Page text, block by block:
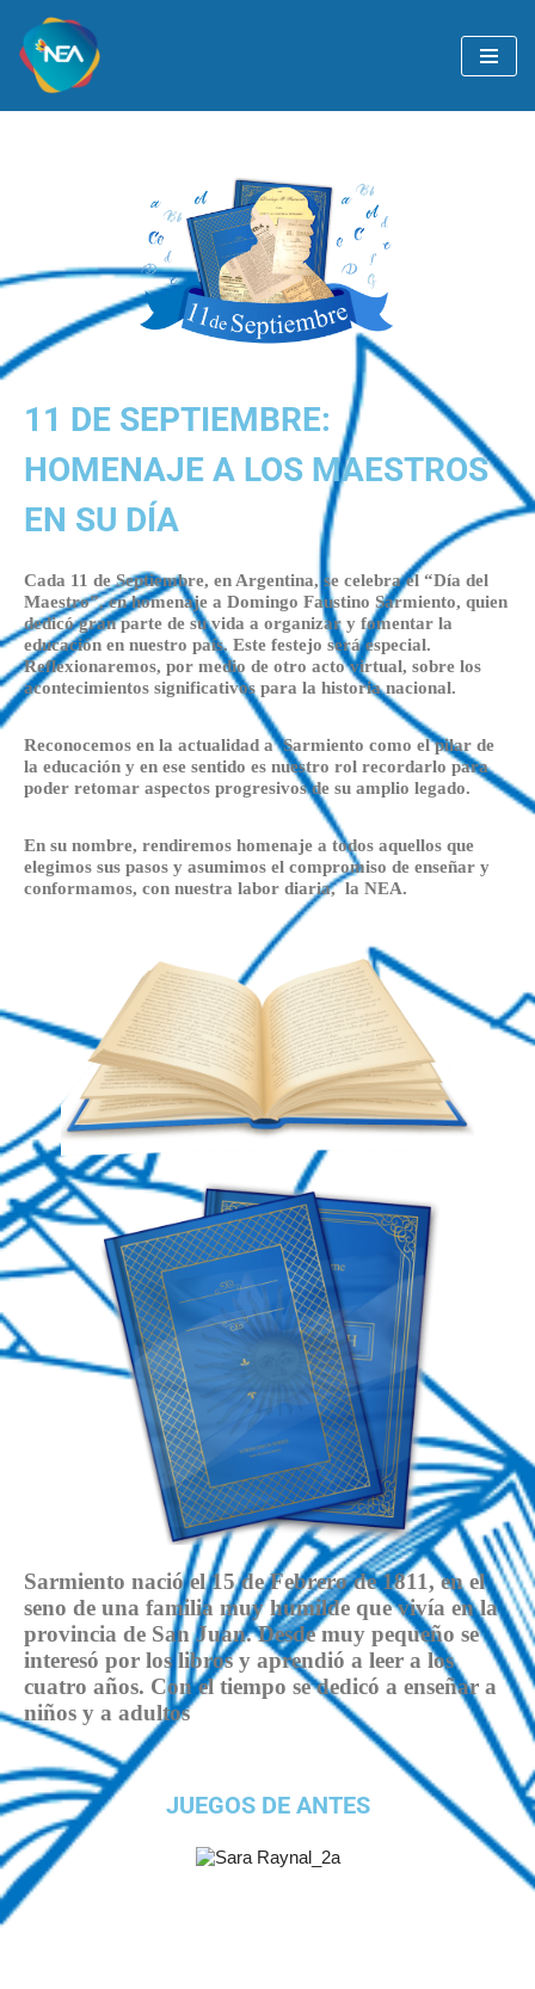
Ir
11 DE SEPTIEMBRE:
HOMENAJE A LOS MAESTROS
EN SU DÍA
Cada 11 de Septiembre, en Argentina, se celebra el “Día del
Maestro”, en homenaje a Domingo Faustino Sarmiento, quien
dedicó gran parte de su vida a organizar y fomentar la
educación en nuestro país. Este festejo será especial.
Reflexionaremos, por medio de otro acto virtual, sobre los
acontecimientos significativos para la historia nacional.
Reconocemos en la actualidad a Sarmiento como el pilar de
la educación y en ese sentido es nuestro rol recordarlo para
poder retomar aspectos progresivos de su amplio legado.
En su nombre, rendiremos homenaje a todos aquellos que
elegimos sus pasos y asumimos el compromiso de enseñar y
conformamos, con nuestra labor diaria, la NEA.
Sarmiento nació el 15 de Febrero de 1811, en el
seno de una familia muy humilde que vivía en la
provincia de San Juan. Desde muy pequeño se
interesó por los libros y aprendió a leer a los
cuatro años. Con el tiempo se dedicó a enseñar a
niños y a adultos
JUEGOS DE ANTES